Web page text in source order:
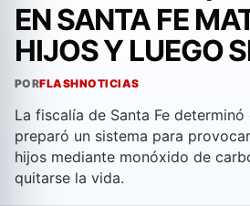
EN SANTA FE
HIJOS Y LUEGO
PORFLASHNOTICIAS
La fiscalía de Santa Fe
preparó un sistema para
hijos mediante monóxido de
quitarse la vida.